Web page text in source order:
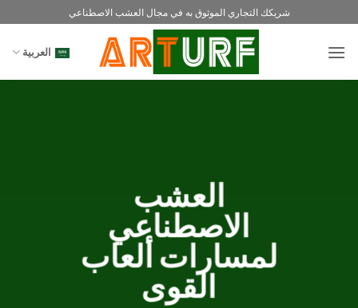
للمحتوى
شريكك التجاري الموثوق به في مجال العشب الاصطناعي
العربية
العشب
الاصطناعي
لمسارات ألعاب
القوى